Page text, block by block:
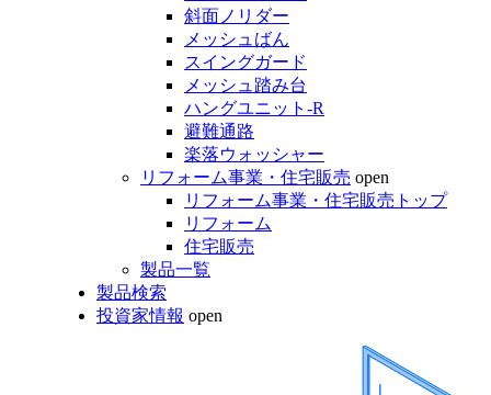
斜面ノリダー
メッシュばん
スイングガード
メッシュ踏み台
ハングユニット-R
避難通路
楽落ウォッシャー
リフォーム事業・住宅販売 open
リフォーム事業・住宅販売トップ
リフォーム
住宅販売
製品一覧
製品検索
投資家情報 open